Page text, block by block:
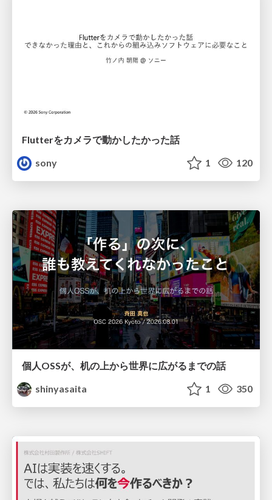
Flutterをカメラで動かしたかった話
sony
1 120
個人OSSが、机の上から世界に広がるまでの話
shinyasaita
1 350